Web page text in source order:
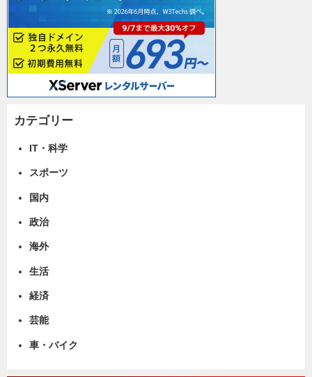
カテゴリー
IT・科学
スポーツ
国内
政治
海外
生活
経済
芸能
車・バイク